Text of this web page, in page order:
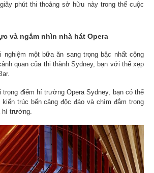
phút thi thoảng sở hữu này trong thế cuộc
và ngắm nhìn nhà hát Opera
một bữa ăn sang trọng bậc nhất cộng
quan của thị thành Sydney, bạn với thể xẹp
trọng điểm hí trường Opera Sydney, bạn có thể
trúc bến cảng độc đáo và chìm đắm trong
hí trường.